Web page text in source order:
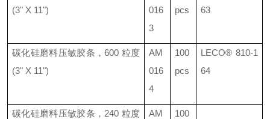
(3" X 11")
016
3
pcs
63
碳化硅磨料压敏胶条，600 粒度
(3" X 11")
AM
016
4
100
pcs
LECO® 810-1
64
碳化硅磨料压敏胶条， 240 粒度
AM
100